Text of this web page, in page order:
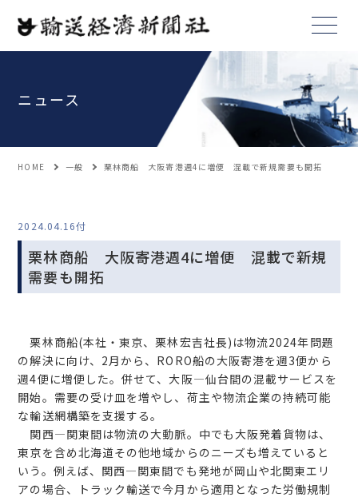
ニュース
HOME 一般 栗林商船 大阪寄港週4に増便 混載で新規需要も開拓
2024.04.16付
栗林商船 大阪寄港週4に増便 混載で新規
需要も開拓
栗林商船(本社・東京、栗林宏吉社長)は物流2024年問題
の解決に向け、2月から、RORO船の大阪寄港を週3便から
週4便に増便した。併せて、大阪―仙台間の混載サービスを
開始。需要の受け皿を増やし、荷主や物流企業の持続可能
な輸送網構築を支援する。
関西―関東間は物流の大動脈。中でも大阪発着貨物は、
東京を含め北海道その他地域からのニーズも増えていると
いう。例えば、関西―関東間でも発地が岡山や北関東エリ
アの場合、トラック輸送で今月から適用となった労働規制